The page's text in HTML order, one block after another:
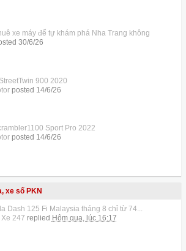
xe máy để tự khám phá Nha Trang không
30/6/26
900 2020
posted 14/6/26
Sport Pro 2022
posted 14/6/26
xe số PKN
Dash 125 Fi Malaysia tháng 8 chỉ từ 74...
247 replied Hôm qua, lúc 16:17